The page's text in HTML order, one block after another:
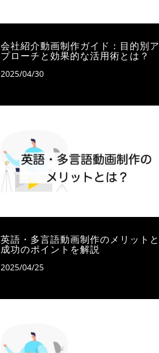
会社紹介動画制作ガイド：目的別ア
プローチと効果的な活用術とは？
2025/04/30
英語・多言語動画制作のメリットと
成功のポイントを解説
2025/04/25